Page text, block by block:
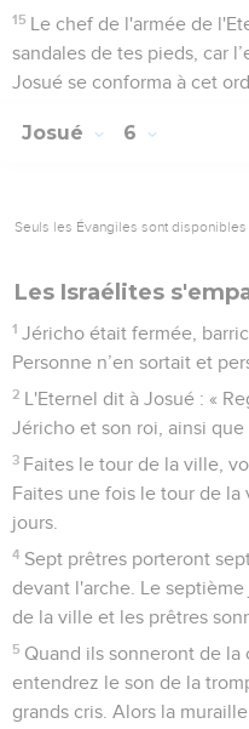
15 Le chef de l'armée de
sandales de tes pieds, car
Josué se conforma à cet
Josué 6
Seuls les Évangiles sont
Les Israélites
1 Jéricho était fermée,
Personne n’en sortait et
2 L'Eternel dit à Josué : «
Jéricho et son roi, ainsi que
3 Faites le tour de la ville,
Faites une fois le tour de la
jours.
4 Sept prêtres porteront
devant l'arche. Le
de la ville et les prêtres
5 Quand ils sonneront de
entendrez le son de la
grands cris. Alors la